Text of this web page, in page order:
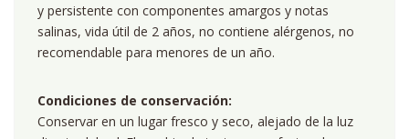
y persistente con componentes amargos y notas
salinas, vida útil de 2 años, no contiene alérgenos, no
recomendable para menores de un año.
Condiciones de conservación:
Conservar en un lugar fresco y seco, alejado de la luz